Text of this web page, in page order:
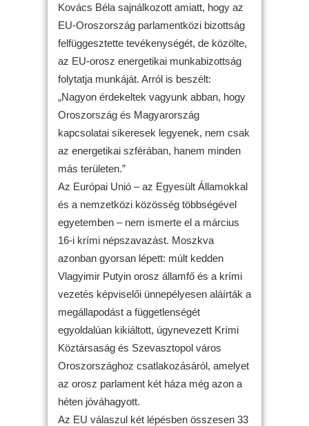
Kovács Béla sajnálkozott amiatt, hogy az
EU-Oroszország parlamentközi bizottság
felfüggesztette tevékenységét, de közölte,
az EU-orosz energetikai munkabizottság
folytatja munkáját. Arról is beszélt:
„Nagyon érdekeltek vagyunk abban, hogy
Oroszország és Magyarország
kapcsolatai sikeresek legyenek, nem csak
az energetikai szférában, hanem minden
más területen.”
Az Európai Unió – az Egyesült Államokkal
és a nemzetközi közösség többségével
egyetemben – nem ismerte el a március
16-i krími népszavazást. Moszkva
azonban gyorsan lépett: múlt kedden
Vlagyimir Putyin orosz államfő és a krími
vezetés képviselői ünnepélyesen aláírták a
megállapodást a függetlenségét
egyoldalúan kikiáltott, úgynevezett Krími
Köztársaság és Szevasztopol város
Oroszországhoz csatlakozásáról, amelyet
az orosz parlament két háza még azon a
héten jóváhagyott.
Az EU válaszul két lépésben összesen 33